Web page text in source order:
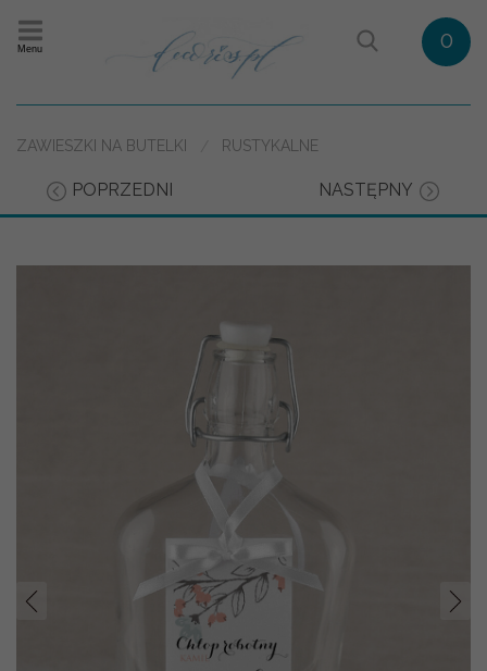
Menu 0
ZAWIESZKI NA BUTELKI RUSTYKALNE
POPRZEDNI NASTĘPNY
Prev